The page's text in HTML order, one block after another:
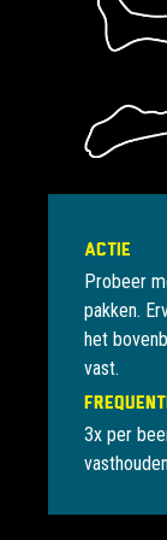
Actie
Probeer
pakken.
het
vast.
3x per